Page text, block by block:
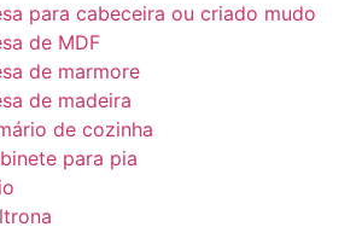
para cabeceira ou criado mudo
de MDF
de marmore
de madeira
de cozinha
para pia